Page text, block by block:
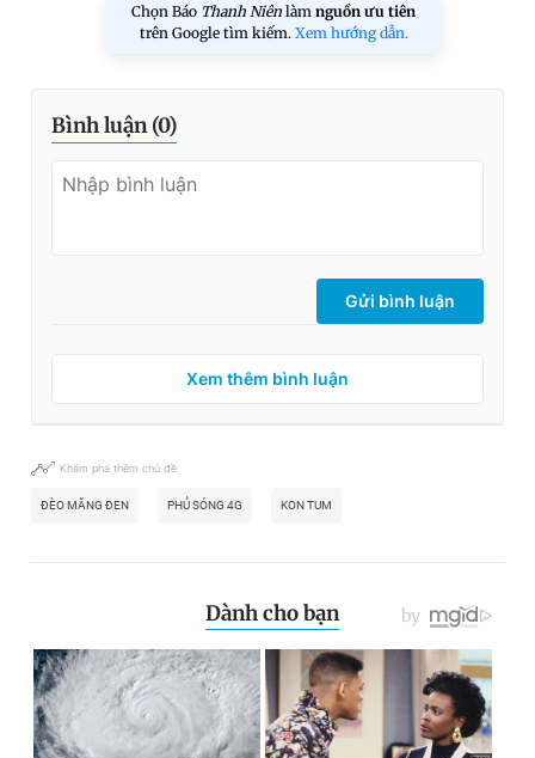
Chọn Báo Thanh Niên làm nguồn ưu tiên
trên Google tìm kiếm. Xem hướng dẫn.
Bình luận (0)
Gửi bình luận
Xem thêm bình luận
Khám phá thêm chủ đề
ĐÈO MĂNG ĐEN PHỦ SÓNG 4G KON TUM